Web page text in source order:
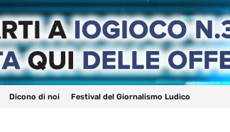
Dicono di noi Festival del Giornalismo Ludico